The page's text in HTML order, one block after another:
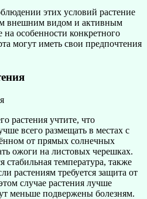
этих условий растение
внешним видом и активным
особенности конкретного
могут иметь свои предпочтения
растения учтите, что
всего размещать в местах с
от прямых солнечных
ожоги на листовых черешках.
стабильная температура, также
растениям требуется защита от
случае растения лучше
меньше подвержены болезням.